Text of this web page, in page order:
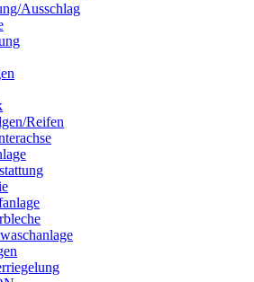
Ausschlag
Reifen